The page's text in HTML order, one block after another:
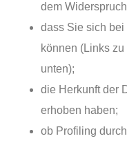
dem
dass Sie sich
können (Links
unten);
die Herkunft der
erhoben haben;
ob Profiling